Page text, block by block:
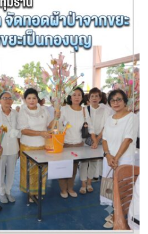
ห้าม
ใช้
“สาร
จับ
ตัว
ยาง
ชนิด
ผง-
ผงขาว”
โรงงาน
ประกาศ
ปฏิเสธ
รับ
ซื้อ